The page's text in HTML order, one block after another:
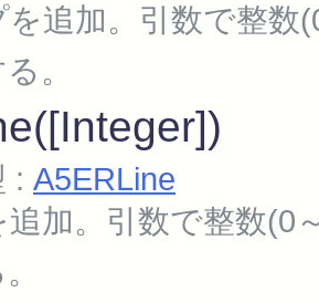
追加。引数で整
。
: A5ERLine
加。引数で整数(0